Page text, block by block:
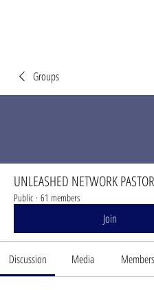
Groups
UNLEASHED NETWORK
Public · 61 members
Join
Discussion Media Members